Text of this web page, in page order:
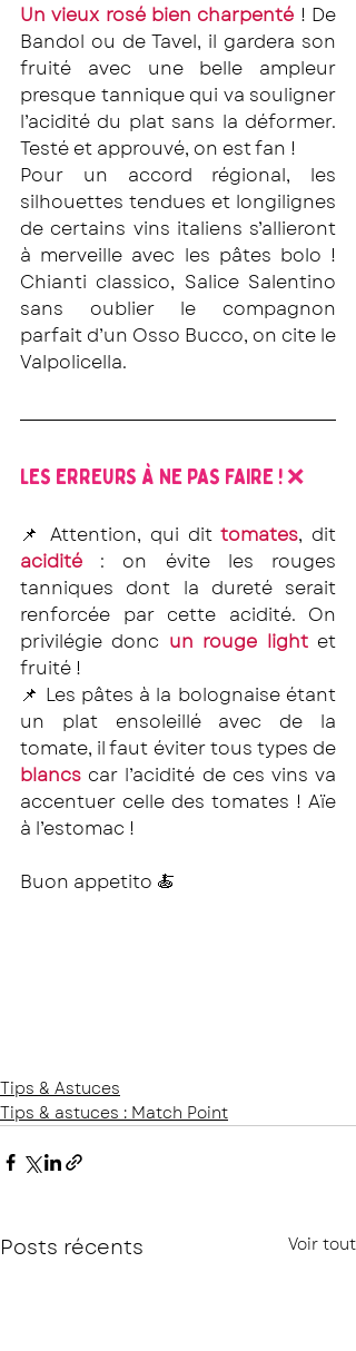
Un vieux rosé bien charpenté ! De
Bandol ou de Tavel, il gardera son
fruité avec une belle ampleur
presque tannique qui va souligner
l’acidité du plat sans la déformer.
Testé et approuvé, on est fan !
Pour un accord régional, les
silhouettes tendues et longilignes
de certains vins italiens s’allieront
à merveille avec les pâtes bolo !
Chianti classico, Salice Salentino
sans oublier le compagnon
parfait d’un Osso Bucco, on cite le
Valpolicella.
LES ERREURS À NE PAS FAIRE ! ❌
📌 Attention, qui dit tomates, dit
acidité : on évite les rouges
tanniques dont la dureté serait
renforcée par cette acidité. On
privilégie donc un rouge light et
fruité !
📌 Les pâtes à la bolognaise étant
un plat ensoleillé avec de la
blancs car l’acidité de ces vins va
accentuer celle des tomates ! Aïe
à l’estomac !
Buon appetito 🍝
Tips & Astuces
Tips & astuces : Match Point
Posts récents Voir tout